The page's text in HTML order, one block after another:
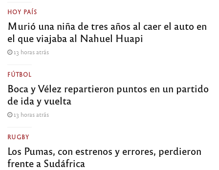
HOY PAÍS
Murió una niña de tres años al caer el auto en
el que viajaba al Nahuel Huapi
13 horas atrás
FÚTBOL
Boca y Vélez repartieron puntos en un partido
de ida y vuelta
13 horas atrás
RUGBY
Los Pumas, con estrenos y errores, perdieron
frente a Sudáfrica